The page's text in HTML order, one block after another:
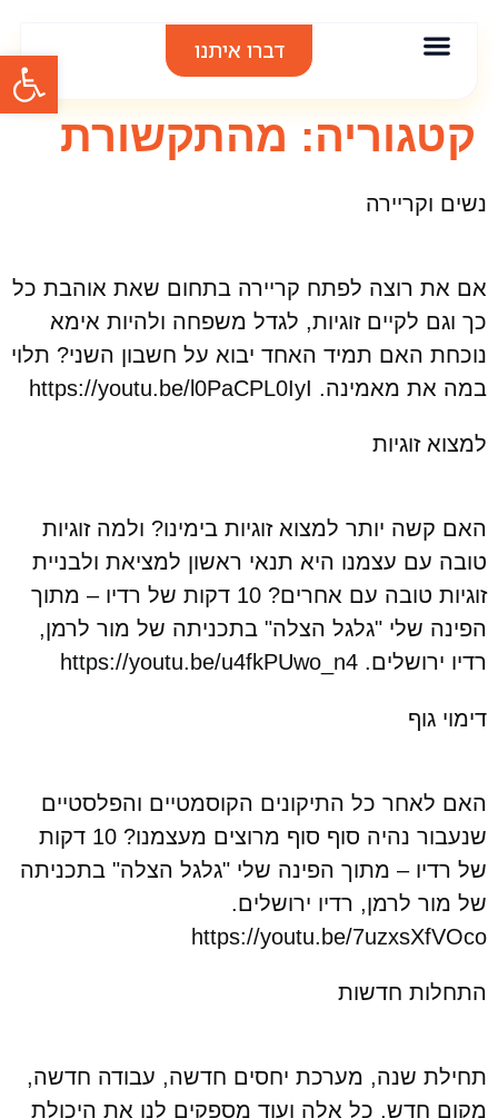
פתח דברו איתנו
קטגוריה: מהתקשורת
נשים וקריירה
אם את רוצה לפתח קריירה בתחום שאת אוהבת כל
כך וגם לקיים זוגיות, לגדל משפחה ולהיות אימא
נוכחת האם תמיד האחד יבוא על חשבון השני? תלוי
במה את מאמינה. https://youtu.be/l0PaCPL0IyI
למצוא זוגיות
האם קשה יותר למצוא זוגיות בימינו? ולמה זוגיות
טובה עם עצמנו היא תנאי ראשון למציאת ולבניית
זוגיות טובה עם אחרים? 10 דקות של רדיו – מתוך
הפינה שלי "גלגל הצלה" בתכניתה של מור לרמן,
רדיו ירושלים. https://youtu.be/u4fkPUwo_n4
דימוי גוף
האם לאחר כל התיקונים הקוסמטיים והפלסטיים
שנעבור נהיה סוף סוף מרוצים מעצמנו? 10 דקות
של רדיו – מתוך הפינה שלי "גלגל הצלה" בתכניתה
של מור לרמן, רדיו ירושלים.
https://youtu.be/7uzxsXfVOco
התחלות חדשות
תחילת שנה, מערכת יחסים חדשה, עבודה חדשה,
מקום חדש, כל אלה ועוד מספקים לנו את היכולת